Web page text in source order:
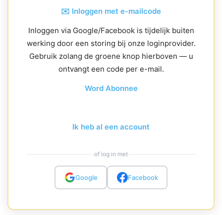
✉️ Inloggen met e-mailcode
Inloggen via Google/Facebook is tijdelijk buiten
werking door een storing bij onze loginprovider.
Gebruik zolang de groene knop hierboven — u
ontvangt een code per e-mail.
Word Abonnee
Ik heb al een account
of log in met
Google Facebook